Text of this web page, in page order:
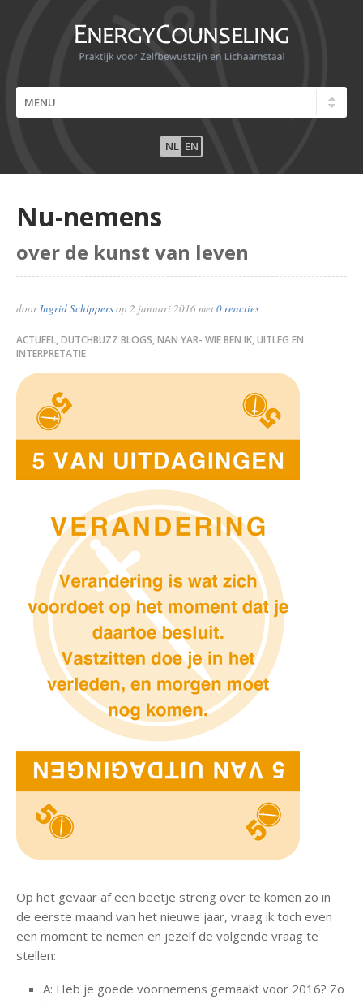
NL EN
Nu-nemens
over de kunst van leven
doorIngrid Schippersop 2 januari 2016 met0 reacties
ACTUEEL,DUTCHBUZZ BLOGS,NAN YAR- WIE BEN IK, UITLEG EN
INTERPRETATIE
Op het gevaar af een beetje streng over te komen zo in
de eerste maand van het nieuwe jaar, vraag ik toch even
een moment te nemen en jezelf de volgende vraag te
stellen:
A: Heb je goede voornemens gemaakt voor 2016? Zo